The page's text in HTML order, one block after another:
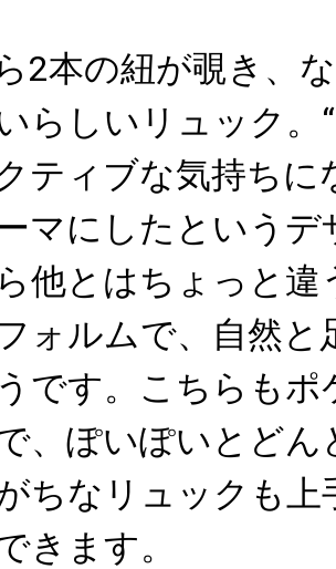
2本の紐が覗き、
らしいリュック。
ティブな気持ちに
マにしたという
他とはちょっと違
ォルムで、自然と
です。こちらも
、ぽいぽいとどん
ちなリュックも
きます。